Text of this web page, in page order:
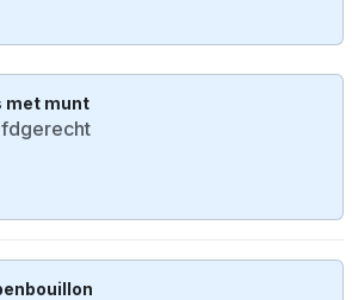
met munt